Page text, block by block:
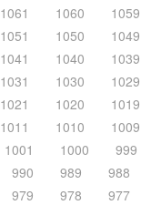
1061
1060 1059
1051
1050 1049
1041
1040 1039
1031
1030 1029
1021
1020 1019
1011
1010 1009
1001
1000 999
990
989 988
979
978 977